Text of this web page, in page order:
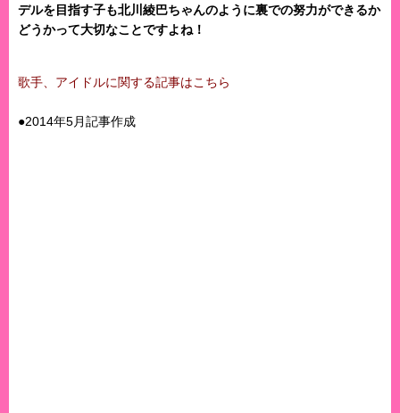
デルを目指す子も北川綾巴ちゃんのように裏での努力ができるか
どうかって大切なことですよね！
歌手、アイドルに関する記事はこちら
●2014年5月記事作成